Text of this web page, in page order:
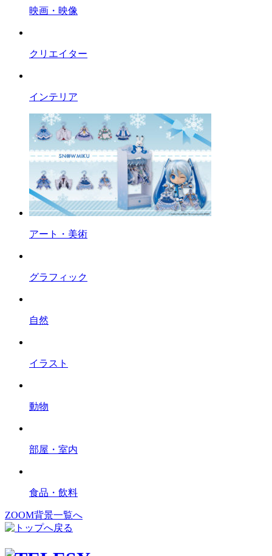
映画・映像
クリエイター
インテリア
アート・美術
グラフィック
自然
イラスト
動物
部屋・室内
食品・飲料
ZOOM背景一覧へ